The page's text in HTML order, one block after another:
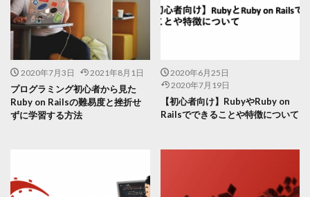
2020年7月3日 2021年8月1日
プログラミング初心者から見た
Ruby on Railsの難易度と挫折せ
ずに学習する方法
2020年6月25日
2020年7月19日
【初心者向け】RubyやRuby on
Railsでできることや特徴について